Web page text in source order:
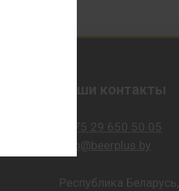
Наши контакты
+375 29 650 50 05
info@beerplus.by
Республика Беларусь,